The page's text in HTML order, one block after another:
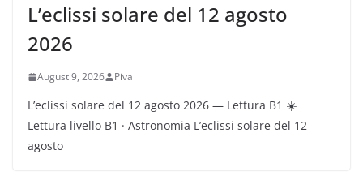
L’eclissi solare del 12 agosto
2026
August 9, 2026 Piva
L’eclissi solare del 12 agosto 2026 — Lettura B1 ☀️
Lettura livello B1 · Astronomia L’eclissi solare del 12
agosto